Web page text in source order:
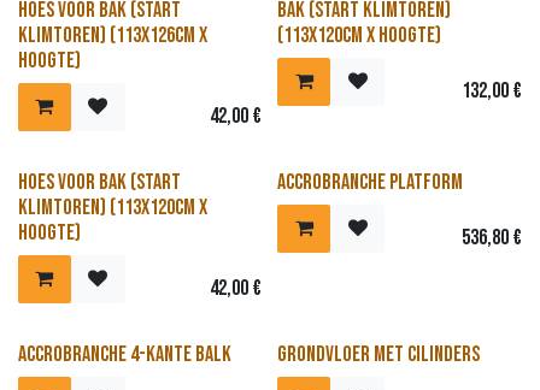
Hoes voor bak (start
klimtoren) (113x126cm x
hoogte)
42,00€
Bak (start klimtoren)
(113x120cm x hoogte)
132,00€
Hoes voor bak (start
klimtoren) (113x120cm x
hoogte)
42,00€
Accrobranche platform
536,80€
Accrobranche 4-kante balk Grondvloer met cilinders